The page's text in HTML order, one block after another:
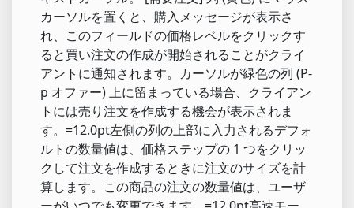
カーソルを置くと、購入メッセージが表示さ
れ、このフィールドの価格レベルをクリックす
ると買い注文の作成が開始されることがクライ
アントに通知されます。カーソルが緑色の列 (P-
p オファー) 上に留まっている場合、クライアン
トには売り注文を作成する機会が表示されま
す。=12.0pt左側の列の上部に入力されるデフォ
ルトの数量値は、価格ステップの 1 つをクリッ
クして注文を作成するときに注文のサイズを計
算します。この商品の注文の数量値は、ユーザ